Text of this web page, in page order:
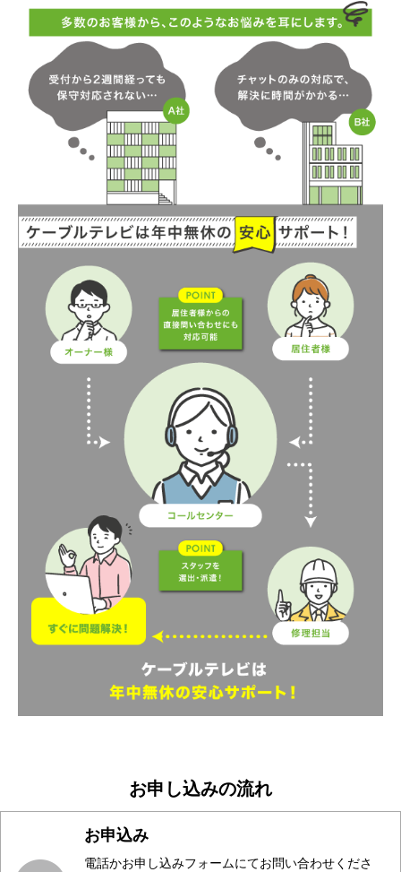
お申し込みの流れ
お申込み
電話かお申し込みフォームにてお問い合わせくださ